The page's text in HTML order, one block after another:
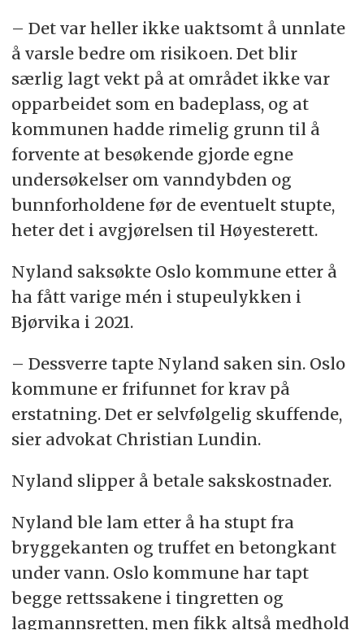
– Det var heller ikke uaktsomt å unnlate
å varsle bedre om risikoen. Det blir
særlig lagt vekt på at området ikke var
opparbeidet som en badeplass, og at
kommunen hadde rimelig grunn til å
forvente at besøkende gjorde egne
undersøkelser om vanndybden og
bunnforholdene før de eventuelt stupte,
heter det i avgjørelsen til Høyesterett.
Nyland saksøkte Oslo kommune etter å
ha fått varige mén i stupeulykken i
Bjørvika i 2021.
– Dessverre tapte Nyland saken sin. Oslo
kommune er frifunnet for krav på
erstatning. Det er selvfølgelig skuffende,
sier advokat Christian Lundin.
Nyland slipper å betale sakskostnader.
Nyland ble lam etter å ha stupt fra
bryggekanten og truffet en betongkant
under vann. Oslo kommune har tapt
begge rettssakene i tingretten og
lagmannsretten, men fikk altså medhold